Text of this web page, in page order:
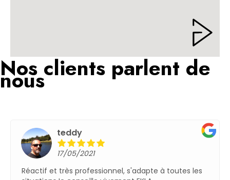
Nos clients parlent de
nous
teddy
17/05/2021
Réactif et très professionnel, s'adapte à toutes les